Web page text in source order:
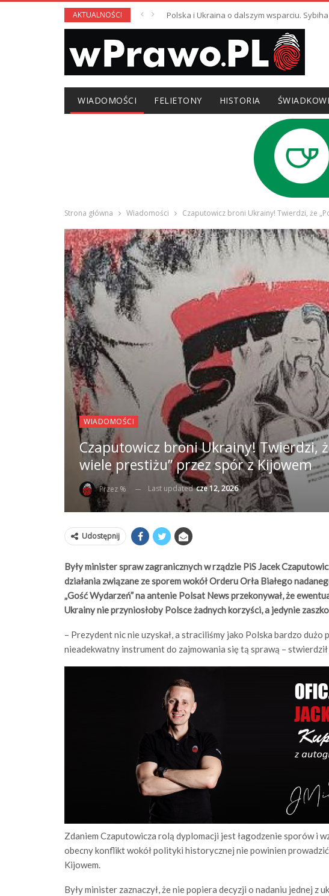
AKTUALNOŚCI Polska i Ukraina o dalszym wsparciu.
WIADOMOŚCI FELIETONY HISTORIA
Strona główna Wiadomości Czaputowicz broni Ukrainy! Twierdzi, że
WIADOMOŚCI
Czaputowicz broni Ukrainy! Twierdzi,
wiele prestiżu” przez spór z Kijowem
Przez % Last updatedcze 12, 2026
Udostępnij
Były minister spraw zagranicznych w rządzie PiS Jacek
działania związane ze sporem wokół Orderu Orła Białego
„Gość Wydarzeń” na antenie Polsat News przekonywał, że
Ukrainy nie przyniosłoby Polsce żadnych korzyści, a jedynie
– Prezydent nic nie uzyskał, a straciliśmy jako Polska bardzo
nieadekwatny instrument do zajmowania się tą sprawą – stwierdził
Zdaniem Czaputowicza rolą dyplomacji jest łagodzenie sporów i
obecny konflikt wokół polityki historycznej nie powinien
Kijowem.
Były minister zaznaczył, że nie popiera decyzji o nadaniu jednej z